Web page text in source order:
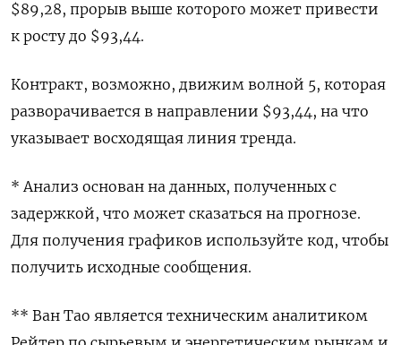
$89,28, прорыв выше которого может привести
к росту до $93,44.
Контракт, возможно, движим волной 5, которая
разворачивается в направлении $93,44, на что
указывает восходящая линия тренда.
* Анализ основан на данных, полученных с
задержкой, что может сказаться на прогнозе.
Для получения графиков используйте код, чтобы
получить исходные сообщения.
** Ван Тао является техническим аналитиком